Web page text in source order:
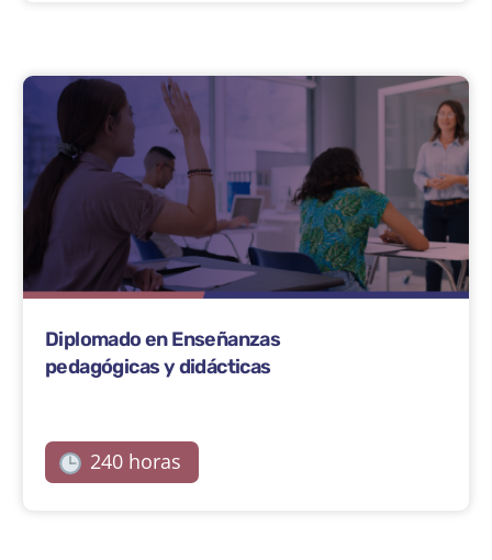
Diplomado en Enseñanzas
pedagógicas y didácticas
240 horas